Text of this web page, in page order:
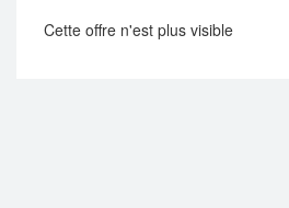
Cette offre n'est plus visible